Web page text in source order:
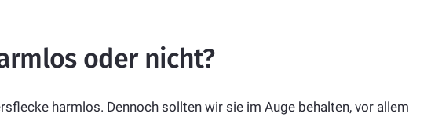
oder nicht?
harmlos. Dennoch sollten wir sie im Auge behalten, vor allem